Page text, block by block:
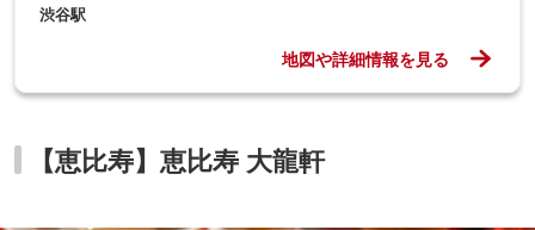
渋谷駅
地図や詳細情報を見る
【恵比寿】恵比寿 大龍軒